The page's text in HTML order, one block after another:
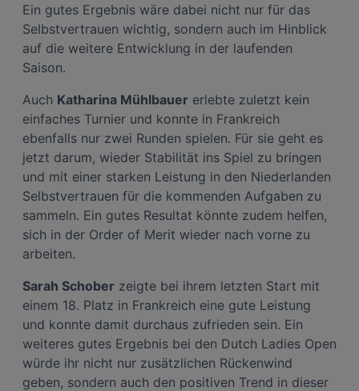
Ein gutes Ergebnis wäre dabei nicht nur für das
Selbstvertrauen wichtig, sondern auch im Hinblick
auf die weitere Entwicklung in der laufenden
Saison.
Auch Katharina Mühlbauer erlebte zuletzt kein
einfaches Turnier und konnte in Frankreich
ebenfalls nur zwei Runden spielen. Für sie geht es
jetzt darum, wieder Stabilität ins Spiel zu bringen
und mit einer starken Leistung in den Niederlanden
Selbstvertrauen für die kommenden Aufgaben zu
sammeln. Ein gutes Resultat könnte zudem helfen,
sich in der Order of Merit wieder nach vorne zu
arbeiten.
Sarah Schober zeigte bei ihrem letzten Start mit
einem 18. Platz in Frankreich eine gute Leistung
und konnte damit durchaus zufrieden sein. Ein
weiteres gutes Ergebnis bei den Dutch Ladies Open
würde ihr nicht nur zusätzlichen Rückenwind
geben, sondern auch den positiven Trend in dieser